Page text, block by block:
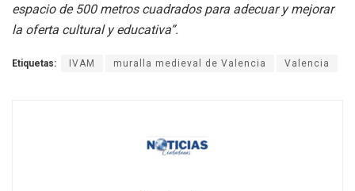
espacio de 500 metros cuadrados para adecuar y mejorar
la oferta cultural y educativa”.
Etiquetas: IVAM muralla medieval de Valencia Valencia